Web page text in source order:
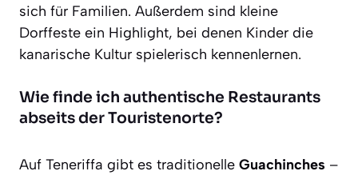
sich für Familien. Außerdem sind kleine
Dorffeste ein Highlight, bei denen Kinder die
kanarische Kultur spielerisch kennenlernen.
Wie finde ich authentische Restaurants
abseits der Touristenorte?
Auf Teneriffa gibt es traditionelle Guachinches –